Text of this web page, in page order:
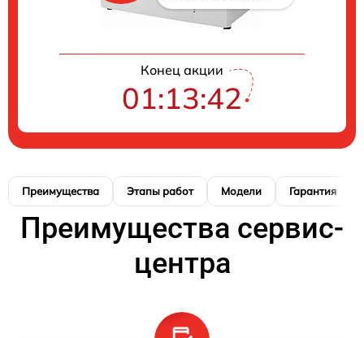
Конец акции
01:13:42
Преимущества Этапы работ Модели Гарантия
Преимущества сервис-
центра